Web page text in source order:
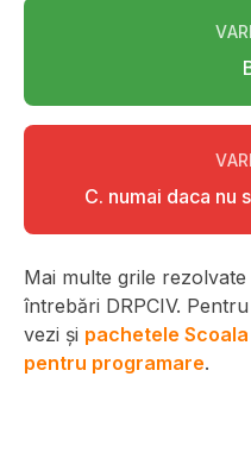
C. numai daca nu
Mai multe grile
întrebări DRPCIV.
vezi și pachetele Scoala
pentru programare.